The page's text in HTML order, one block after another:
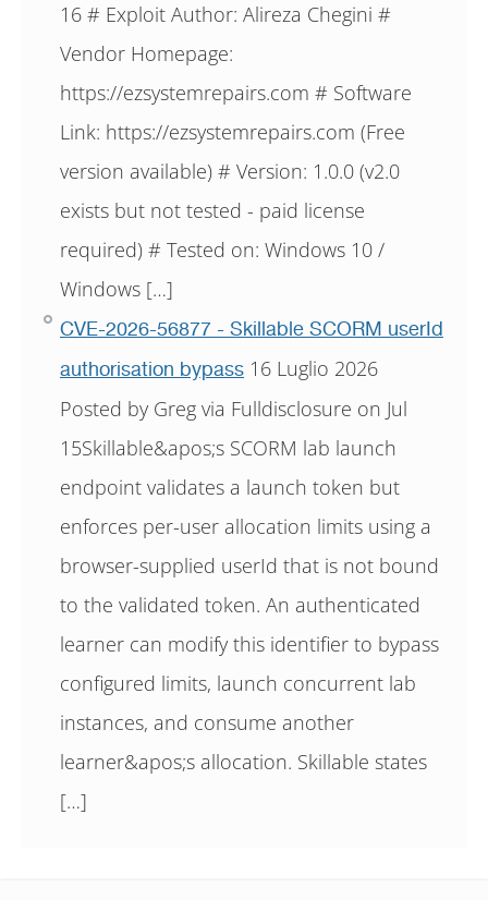
16 # Exploit Author: Alireza Chegini #
Vendor Homepage:
https://ezsystemrepairs.com # Software
Link: https://ezsystemrepairs.com (Free
version available) # Version: 1.0.0 (v2.0
exists but not tested - paid license
required) # Tested on: Windows 10 /
Windows […]
CVE-2026-56877 - Skillable SCORM userId
authorisation bypass 16 Luglio 2026
Posted by Greg via Fulldisclosure on Jul
15Skillable&apos;s SCORM lab launch
endpoint validates a launch token but
enforces per-user allocation limits using a
browser-supplied userId that is not bound
to the validated token. An authenticated
learner can modify this identifier to bypass
configured limits, launch concurrent lab
instances, and consume another
learner&apos;s allocation. Skillable states
[…]